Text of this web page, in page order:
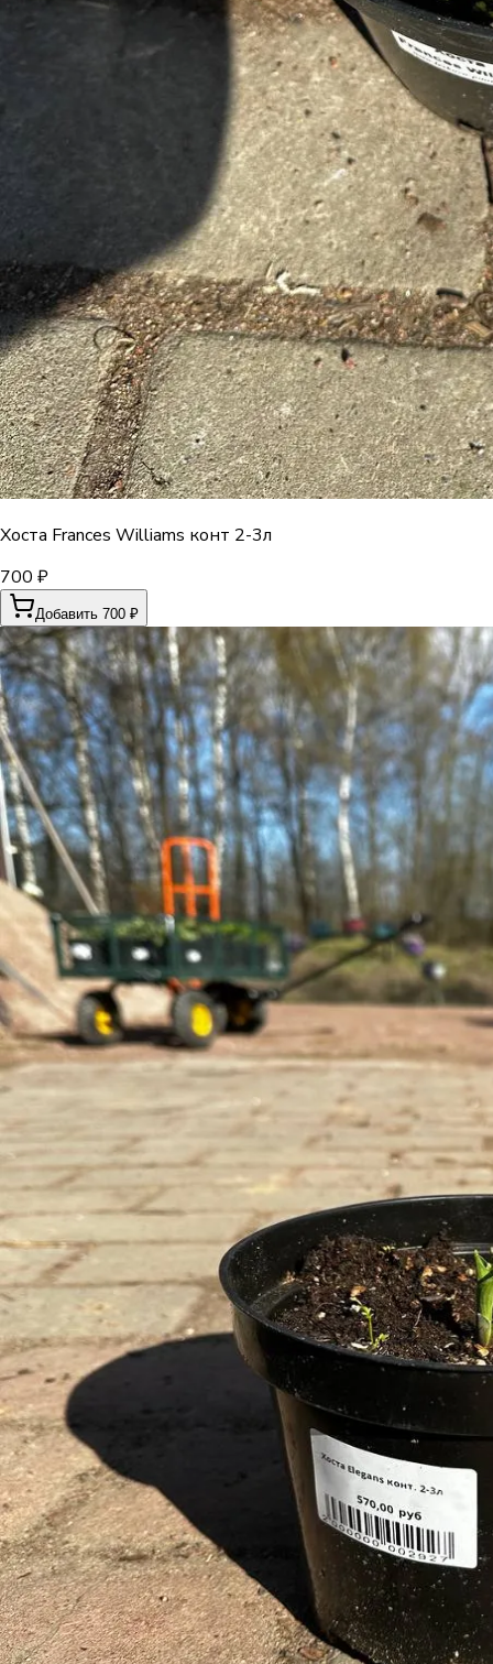
Хоста Frances Williams конт 2-3л
700 ₽
Добавить 700 ₽